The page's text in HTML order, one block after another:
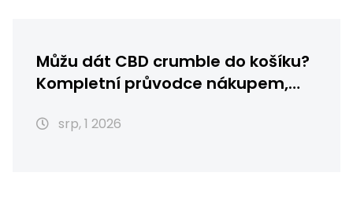
Můžu dát CBD crumble do košíku?
Kompletní průvodce nákupem,
srp, 1 2026